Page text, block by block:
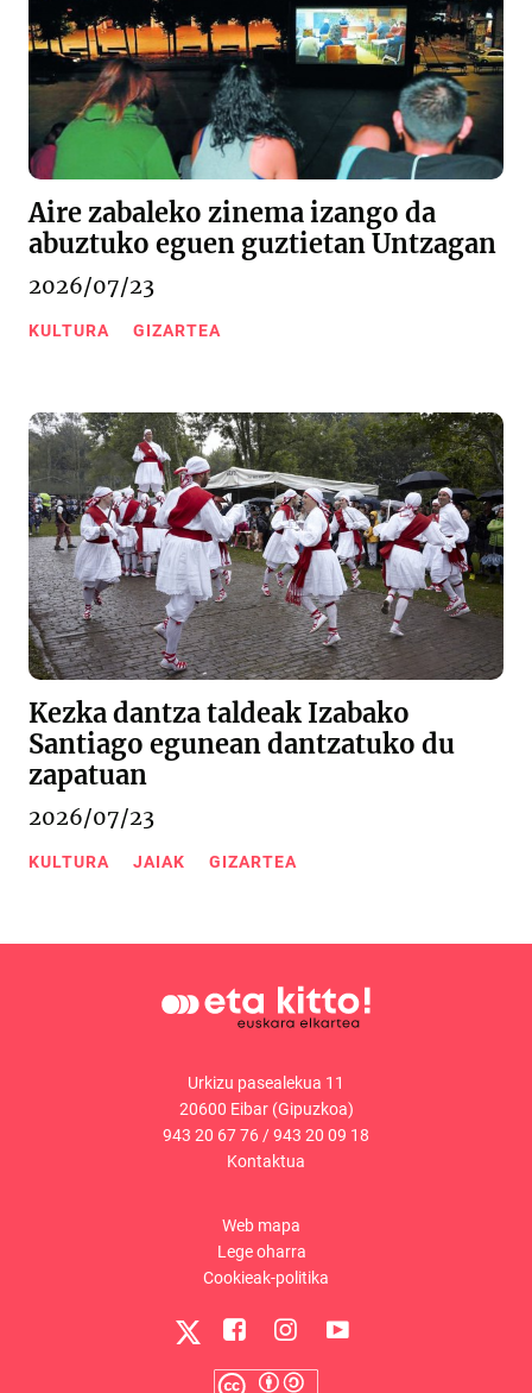
Aire zabaleko zinema izango da
abuztuko eguen guztietan Untzagan
2026/07/23
KULTURA GIZARTEA
Kezka dantza taldeak Izabako
Santiago egunean dantzatuko du
zapatuan
2026/07/23
KULTURA JAIAK GIZARTEA
Urkizu pasealekua 11
20600 Eibar (Gipuzkoa)
943 20 67 76/943 20 09 18
Kontaktua
Web mapa
Lege oharra
Cookieak-politika